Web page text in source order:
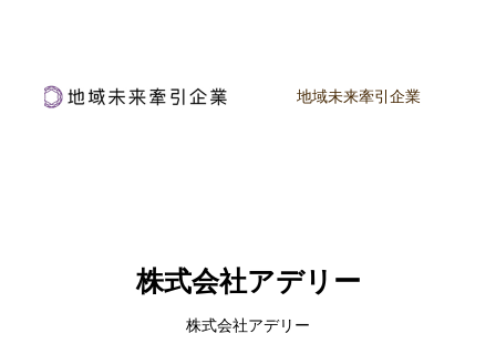
地域未来牽引企業
株式会社アデリー
株式会社アデリー